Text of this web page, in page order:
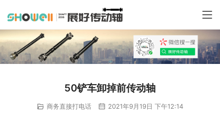
50铲车卸掉前传动轴
商务直接打电话 2021年9月19日 下午12:14